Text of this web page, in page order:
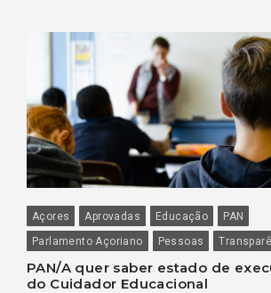
Açores Aprovadas Educação
PAN
Parlamento Açoriano
Pessoas
PAN/A quer saber estado de
do Cuidador Educacional